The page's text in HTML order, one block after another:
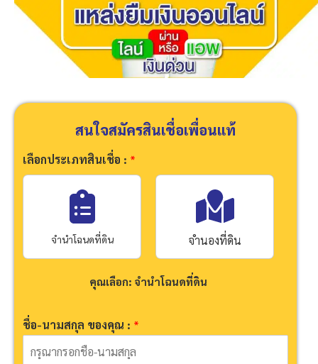
สนใจสมัครสินเชื่อเพื่อนแท้
เลือกประเภทสินเชื่อ : *
จำนำโฉนดที่ดิน จำนองที่ดิน
คุณเลือก: จำนำโฉนดที่ดิน
ชื่
อ
ชื่อ-นามสกุล ของคุณ : *